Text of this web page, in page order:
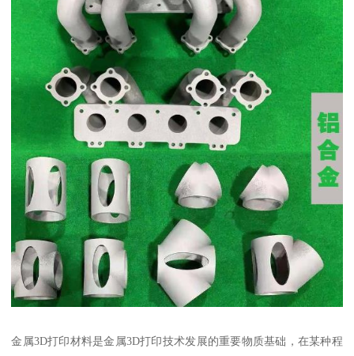
金属3D打印材料是金属3D打印技术发展的重要物质基础，在某种程